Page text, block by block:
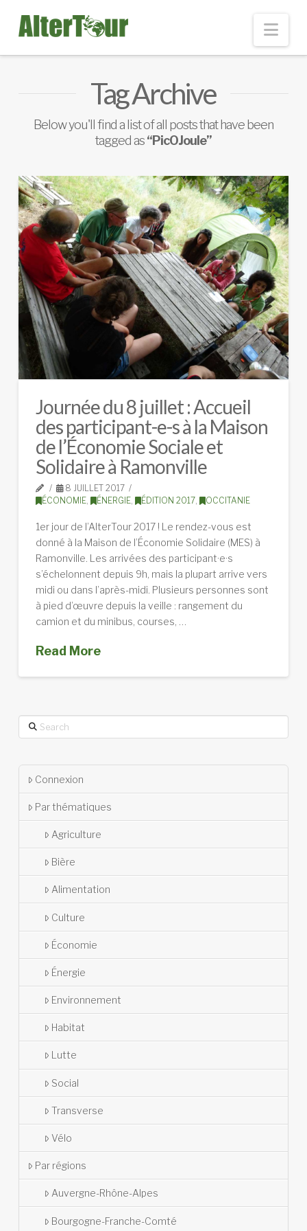
Tag Archive
Below you'll find a list of all posts that have been
tagged as“PicOJoule”
Journée du 8 juillet : Accueil
des participant-e-s à la Maison
de l’Économie Sociale et
Solidaire à Ramonville
8 JUILLET 2017
ÉCONOMIE, ÉNERGIE, ÉDITION 2017, OCCITANIE
1er jour de l’AlterTour 2017 ! Le rendez-vous est
donné à la Maison de l’Économie Solidaire (MES) à
Ramonville. Les arrivées des participant·e·s
s’échelonnent depuis 9h, mais la plupart arrive vers
midi ou dans l’après-midi. Plusieurs personnes sont
à pied d’œuvre depuis la veille : rangement du
camion et du minibus, courses, …
Read More
Search
Connexion
Par thématiques
Agriculture
Bière
Alimentation
Culture
Économie
Énergie
Environnement
Habitat
Lutte
Social
Transverse
Vélo
Par régions
Auvergne-Rhône-Alpes
Bourgogne-Franche-Comté